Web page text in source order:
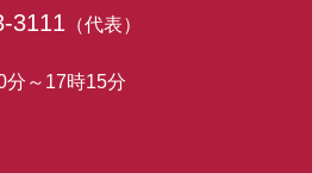
3111 （代表）
分～17時15分